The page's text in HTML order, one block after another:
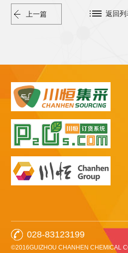
上一篇 返回列
028-83123199
©2016GUIZHOU CHANHEN CHEMICAL